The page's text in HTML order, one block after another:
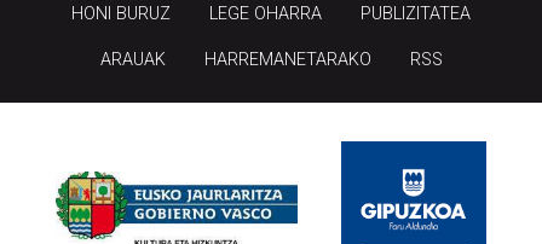
HONI BURUZ LEGE OHARRA PUBLIZITATEA
ARAUAK HARREMANETARAKO RSS